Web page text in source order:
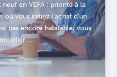
neuf en VEFA : priorité à la
où vous initiez l’achat d’un
pas encore habitable, vous
...